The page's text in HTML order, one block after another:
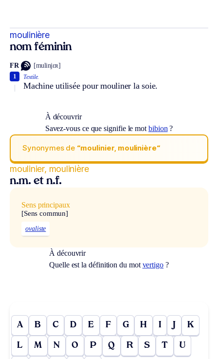
moulinière
nom féminin
FR [mulinjɛʀ]
Textile.
Machine utilisée pour mouliner la soie.
1
À découvrir
Savez-vous ce que signifie le mot bibion ?
Synonymes de “moulinier, moulinière“
moulinier, moulinière
n.m. et n.f.
Sens principaux
[Sens commun]
ovaliste
À découvrir
Quelle est la définition du mot vertigo ?
A B C D E F G H I J K
L M N O P Q R S T U